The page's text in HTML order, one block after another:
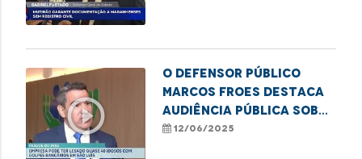
play_circle_outline
O defensor público
Marcos Froes destaca
audiência pública sobre
fraudes bancárias
12/06/2025